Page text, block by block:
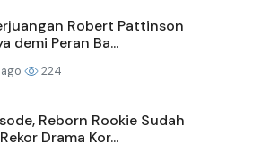
Robert Pattinson
demi Peran Ba...
224
Reborn Rookie Sudah
Drama Kor...